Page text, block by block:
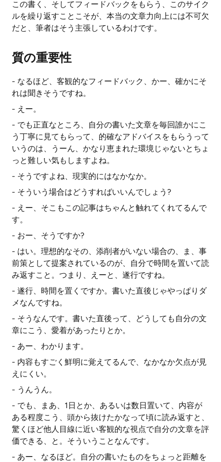
この書く、そしてフィードバックをもらう、このサイク
ルを繰り返すことこそが、本当の文章力向上には不可欠
だと、筆者はそう主張しているわけです。
質の重要性
- なるほど、客観的なフィードバック、かー、確かにそ
れは聞きそうですね。
- えー。
- でも正直なところ、自分の書いた文章を毎回誰かにこ
う丁寧に見てもらって、的確なアドバイスをもらうって
いうのは、うーん、かなり恵まれた環境じゃないとちょ
っと難しい気もしますよね。
- そうですよね、現実的にはなかなか。
- そういう場合はどうすればいいんでしょう?
- えー、そこもこの記事はちゃんと触れてくれてるんで
す。
- おー、そうですか?
- はい。理想的なその、添削者がいない場合の、ま、事
前策として提案されているのが、自分で時間を置いて読
み返すこと。つまり、えーと、遂行ですね。
- 遂行、時間を置くですか。書いた直後じゃやっぱりダ
メなんですね。
- そうなんです。書いた直後って、どうしても自分の文
章にこう、愛着があったりとか。
- あー、わかります。
- 内容もすごく鮮明に覚えてるんで、なかなか欠点が見
えにくい。
- うんうん。
- でも、まあ、1日とか、あるいは数日置いて、内容が
ある程度こう、頭から抜けたかなって頃に読み返すと、
驚くほど他人目線に近い客観的な視点で自分の文章を評
価できる、と。そういうことなんです。
- あー、なるほど。自分の書いたものをちょっと距離を